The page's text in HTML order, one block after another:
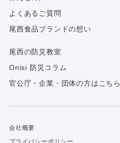
よくあるご質問
尾西食品ブランドの想い
尾西の防災教室
Onisi 防災コラム
官公庁・企業・団体の方はこちら
会社概要
プライバシーポリシー